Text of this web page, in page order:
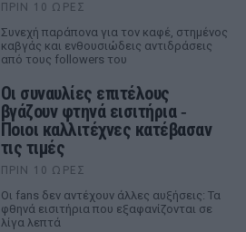
ΠΡΙΝ 10 ΏΡΕΣ
Συνεχή παράπονα για τον καφέ, στημένος
καβγάς και ενθουσιώδεις αντιδράσεις
από τους followers του
Οι συναυλίες επιτέλους
βγάζουν φτηνά εισιτήρια ‑
Ποιοι καλλιτέχνες κατέβασαν
τις τιμές
ΠΡΙΝ 10 ΏΡΕΣ
Οι fans δεν αντέχουν άλλες αυξήσεις: Τα
φθηνά εισιτήρια που εξαφανίζονται σε
λίγα λεπτά